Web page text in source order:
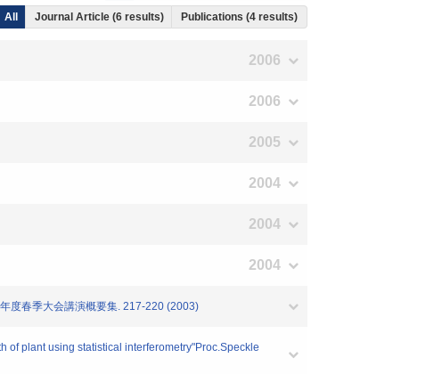
All Journal Article (6 results) Publications (4 results)
2006
2006
2005
2004
2004
2004
度春季大会講演概要集. 217-220 (2003)
of plant using statistical interferometry"Proc.Speckle